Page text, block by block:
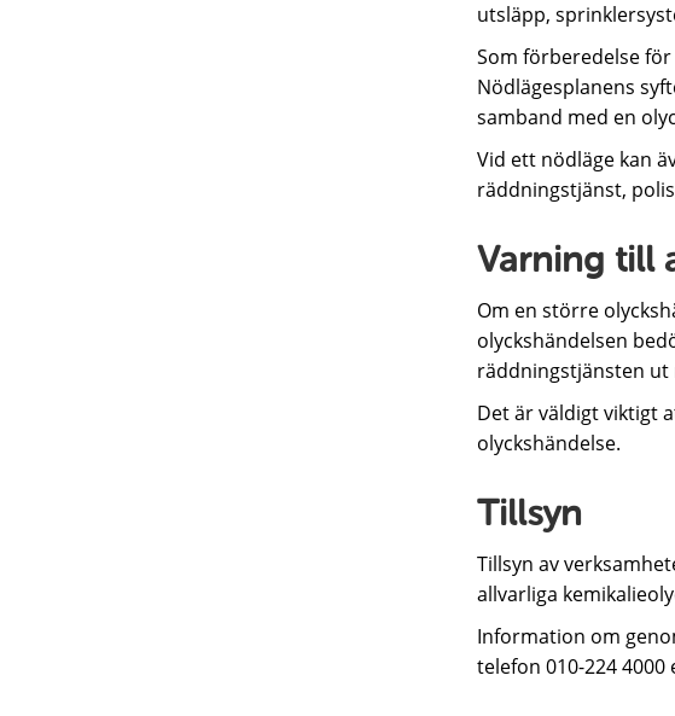
utsläpp,
Som förberedelse
Nödlägesplanens
samband med en
Vid ett nödläge kan
räddningstjänst,
Varning till
Om en större
olyckshändelsen
räddningstjänsten ut
Det är väldigt viktigt
olyckshändelse.
Tillsyn
Tillsyn av
allvarliga
Information om
telefon 010-224